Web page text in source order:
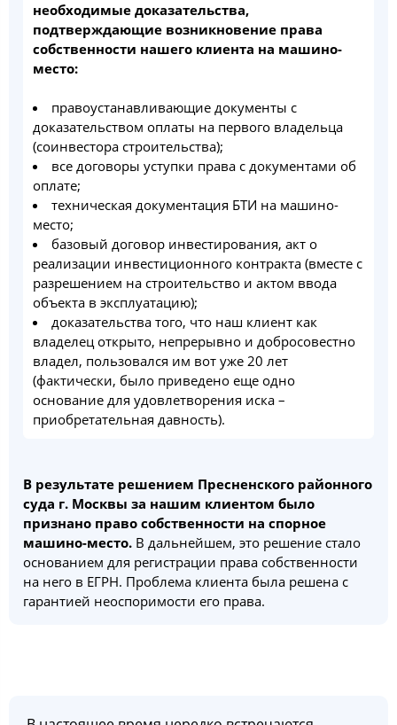
необходимые доказательства,
подтверждающие возникновение права
собственности нашего клиента на машино-
место:
правоустанавливающие документы с
доказательством оплаты на первого владельца
(соинвестора строительства);
все договоры уступки права с документами об
оплате;
техническая документация БТИ на машино-
место;
базовый договор инвестирования, акт о
реализации инвестиционного контракта (вместе с
разрешением на строительство и актом ввода
объекта в эксплуатацию);
доказательства того, что наш клиент как
владелец открыто, непрерывно и добросовестно
владел, пользовался им вот уже 20 лет
(фактически, было приведено еще одно
основание для удовлетворения иска –
приобретательная давность).
В результате решением Пресненского районного
суда г. Москвы за нашим клиентом было
признано право собственности на спорное
машино-место. В дальнейшем, это решение стало
основанием для регистрации права собственности
на него в ЕГРН. Проблема клиента была решена с
гарантией неоспоримости его права.